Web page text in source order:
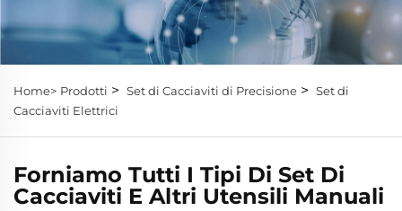
Home> Prodotti > Set di Cacciaviti di Precisione > Set di
Cacciaviti Elettrici
Forniamo Tutti I Tipi Di Set Di
Cacciaviti E Altri Utensili Manuali